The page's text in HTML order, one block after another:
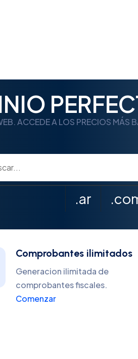
ACCEDE A LOS PRECIOS MÁS
.ar
Comprobantes ilimitados
Generacion ilimitada de
comprobantes fiscales.
Comenzar